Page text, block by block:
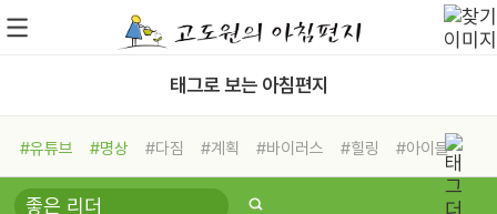
태그로 보는 아침편지
#유튜브 #명상 #다짐 #계획 #바이러스 #힐링
#아이들
#비전캠프
#독서캠프 #삶